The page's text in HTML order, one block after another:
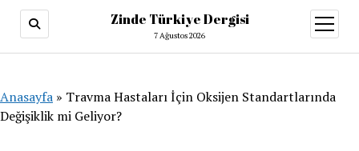
Zinde Türkiye Dergisi
7 Ağustos 2026
aç
Anasayfa » Travma Hastaları İçin Oksijen Standartlarında
Değişiklik mi Geliyor?